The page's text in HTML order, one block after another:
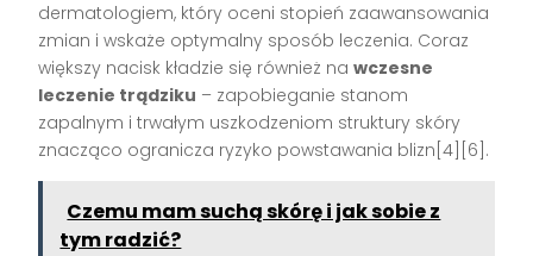
dermatologiem, który oceni stopień zaawansowania
zmian i wskaże optymalny sposób leczenia. Coraz
większy nacisk kładzie się również nawczesne
leczenie trądziku – zapobieganie stanom
zapalnym i trwałym uszkodzeniom struktury skóry
znacząco ogranicza ryzyko powstawania blizn[4][6].
Czemu mam suchą skórę i jak sobie z
tym radzić?